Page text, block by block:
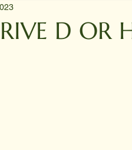
D OR